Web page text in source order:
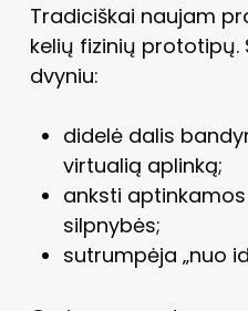
Tradiciškai naujam
kelių fizinių prototipų.
dvyniu:
didelė dalis
virtualią aplinką;
anksti
silpnybės;
sutrumpėja „nuo